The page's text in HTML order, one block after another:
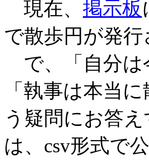
現在、 掲示板
で散歩円が発
で、「自分は
「執事は本当
う疑問にお答
は、csv形式で